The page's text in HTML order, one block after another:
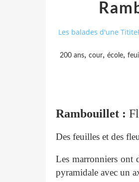
Les balades d'une
200 ans, cour, école,
Rambouillet :
Des feuilles et des
Les marronniers ont
pyramidale avec un